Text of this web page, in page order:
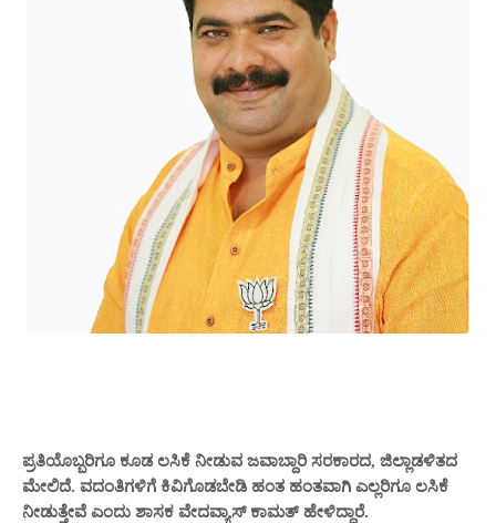
ಪ್ರತಿಯೊಬ್ಬರಿಗೂ ಕೂಡ ಲಸಿಕೆ ನೀಡುವ ಜವಾಬ್ದಾರಿ ಸರಕಾರದ, ಜಿಲ್ಲಾಡಳಿತದ
ಮೇಲಿದೆ.‌ ವದಂತಿಗಳಿಗೆ ಕಿವಿಗೊಡಬೇಡಿ ಹಂತ ಹಂತವಾಗಿ ಎಲ್ಲರಿಗೂ ಲಸಿಕೆ
ನೀಡುತ್ತೇವೆ ಎಂದು ಶಾಸಕ ‌ವೇದವ್ಯಾಸ್ ಕಾಮತ್ ಹೇಳಿದ್ದಾರೆ.